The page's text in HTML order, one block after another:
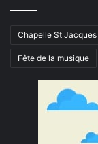
Chapelle St Jacques
Fête de la musique